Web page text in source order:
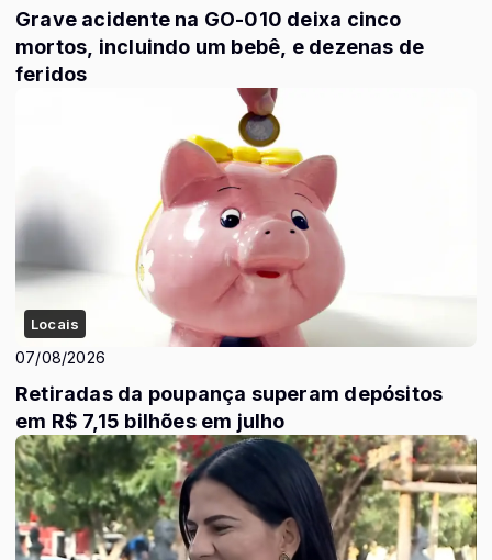
Grave acidente na GO-010 deixa cinco
mortos, incluindo um bebê, e dezenas de
feridos
Locais
07/08/2026
Retiradas da poupança superam depósitos
em R$ 7,15 bilhões em julho